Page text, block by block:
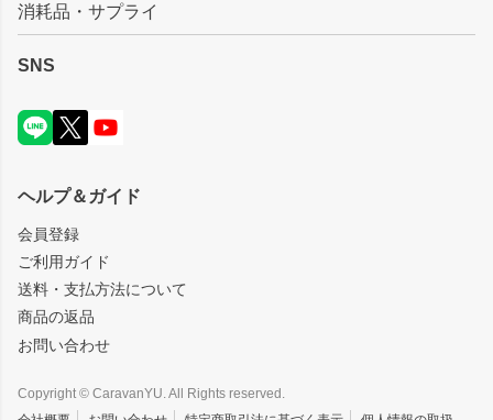
消耗品・サプライ
SNS
ヘルプ＆ガイド
会員登録
ご利用ガイド
送料・支払方法について
商品の返品
お問い合わせ
Copyright © CaravanYU. All Rights reserved.